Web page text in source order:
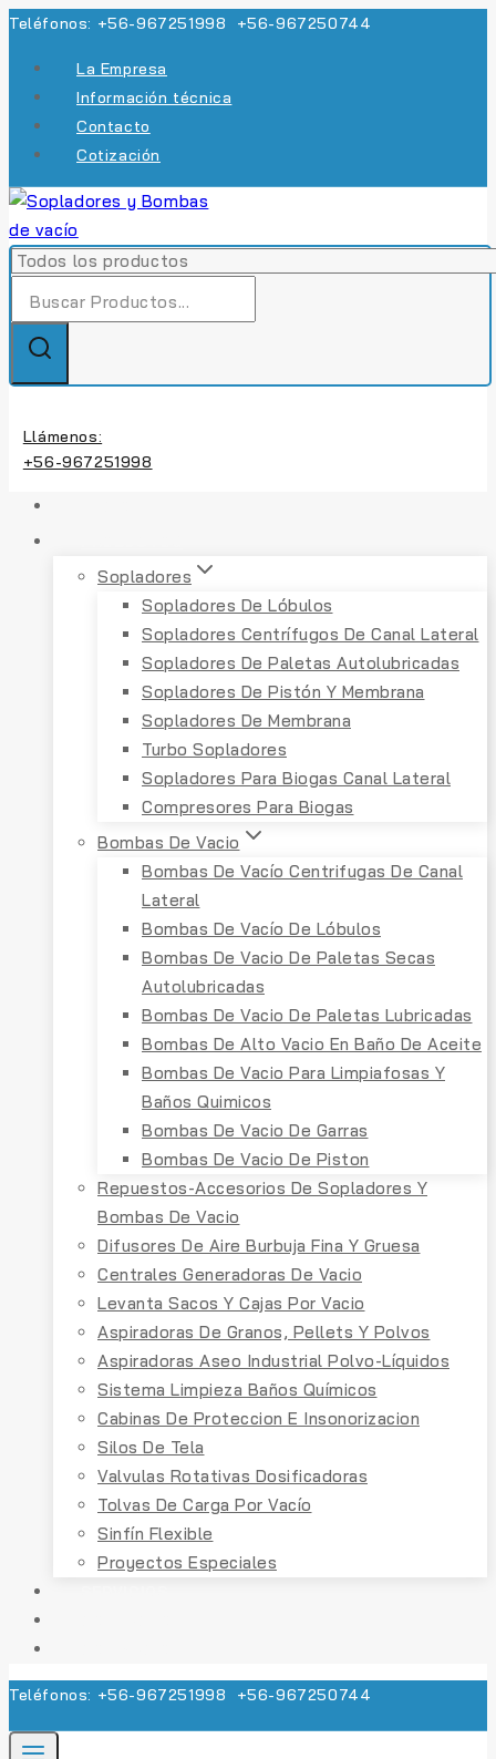
Skip
Teléfonos: +56-967251998 +56-967250744
La Empresa
Información técnica
Contacto
Cotización
de:
Llámenos:
+56-967251998
Sopladores
Sopladores De Lóbulos
Sopladores Centrífugos De Canal Lateral
Sopladores De Paletas Autolubricadas
Sopladores De Pistón Y Membrana
Sopladores De Membrana
Turbo Sopladores
Sopladores Para Biogas Canal Lateral
Compresores Para Biogas
Bombas De Vacio
Bombas De Vacío Centrifugas De Canal
Lateral
Bombas De Vacío De Lóbulos
Bombas De Vacio De Paletas Secas
Autolubricadas
Bombas De Vacio De Paletas Lubricadas
Bombas De Alto Vacio En Baño De Aceite
Bombas De Vacio Para Limpiafosas Y
Baños Quimicos
Bombas De Vacio De Garras
Bombas De Vacio De Piston
Repuestos-Accesorios De Sopladores Y
Bombas De Vacio
Difusores De Aire Burbuja Fina Y Gruesa
Centrales Generadoras De Vacio
Levanta Sacos Y Cajas Por Vacio
Aspiradoras De Granos, Pellets Y Polvos
Aspiradoras Aseo Industrial Polvo-Líquidos
Sistema Limpieza Baños Químicos
Cabinas De Proteccion E Insonorizacion
Silos De Tela
Valvulas Rotativas Dosificadoras
Tolvas De Carga Por Vacío
Sinfín Flexible
Proyectos Especiales
Teléfonos: +56-967251998 +56-967250744